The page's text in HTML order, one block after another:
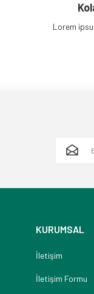
Lorem
KURUMSAL
İletişim
İletişim Formu